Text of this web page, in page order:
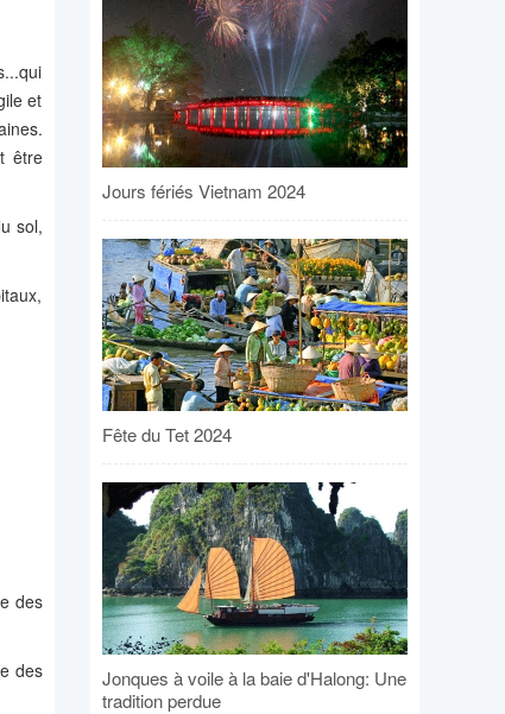
et
être
sol,
des
des
Jours fériés Vietnam 2024
Fête du Tet 2024
Jonques à voile à la baie d'Halong: Une
tradition perdue